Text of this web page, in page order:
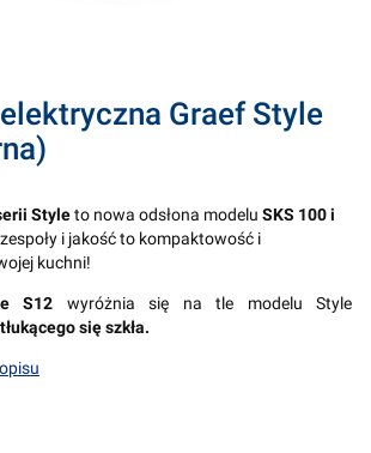
Graef Style
Styleto nowa odsłona modelu SKS 100 i
i jakość to kompaktowość i
kuchni!
S12 wyróżnia się na tle modelu Style
się szkła.